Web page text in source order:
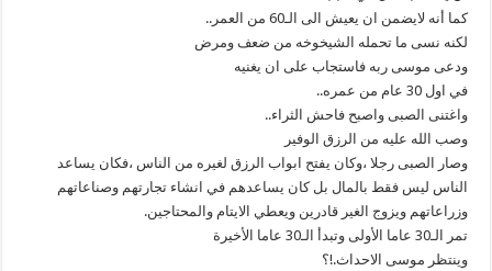
كما أنه لايضمن ان يعيش الى الـ60 من العمر..
لكنه نسى ما تحمله الشيخوخه من ضعف ومرض
ودعى موسى ربه فاستجاب على ان يغنيه
في اول 30 عام من عمره..
واغتنى الصبى واصبح فاحش الثراء..
وصب الله عليه من الرزق الوفير
وصار الصبى رجلا ،وكان يفتح ابواب الرزق لغيره من الناس ،فكان يساعد
الناس ليس فقط بالمال بل كان يساعدهم في انشاء تجارتهم وصناعاتهم
وزراعاتهم ويزوج الغير قادرين ويعطي الايتام والمحتاجين.
تمر الـ30 عاما الأولى وتبدأ الـ30 عاما الأخيرة
وينتظر موسى الاحداث.!؟